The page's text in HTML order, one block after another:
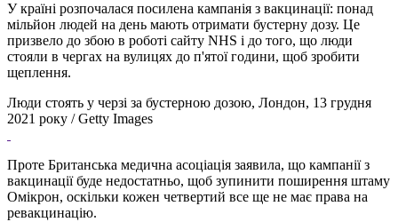
У країні розпочалася посилена кампанія з вакцинації: понад
мільйон людей на день мають отримати бустерну дозу. Це
призвело до збою в роботі сайту NHS і до того, що люди
стояли в чергах на вулицях до п'ятої години, щоб зробити
щеплення.
Люди стоять у черзі за бустерною дозою, Лондон, 13 грудня
2021 року / Getty Images
Проте Британська медична асоціація заявила, що кампанії з
вакцинації буде недостатньо, щоб зупинити поширення штаму
Омікрон, оскільки кожен четвертий все ще не має права на
ревакцинацію.